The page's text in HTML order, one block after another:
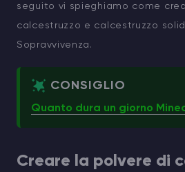
seguito vi spieghiamo come
calcestruzzo e calcestruzzo
Sopravvivenza.
CONSIGLIO
Quanto dura un giorno
Creare la polvere di